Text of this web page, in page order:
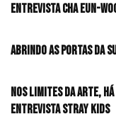
Entrevista CHA EUN-
Abrindo as portas da
Nos limites da arte,
Entrevista Stray Kids